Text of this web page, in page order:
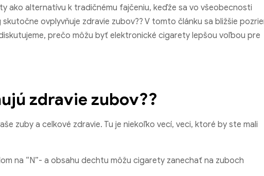
ako alternatívu k tradičnému fajčeniu, keďže sa vo všeobecnosti
ovplyvňuje zdravie zubov?? V tomto článku sa bližšie
prečo môžu byť elektronické cigarety lepšou voľbou pre
zdravie zubov??
zuby a celkové zdravie. Tu je niekoľko vecí, veci, ktoré by ste mali
na “N”- a obsahu dechtu môžu cigarety zanechať na zuboch